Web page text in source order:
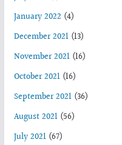
January 2022 (4)
December 2021(13)
November 2021(16)
October 2021(16)
September 2021(36)
August 2021(56)
July 2021(67)